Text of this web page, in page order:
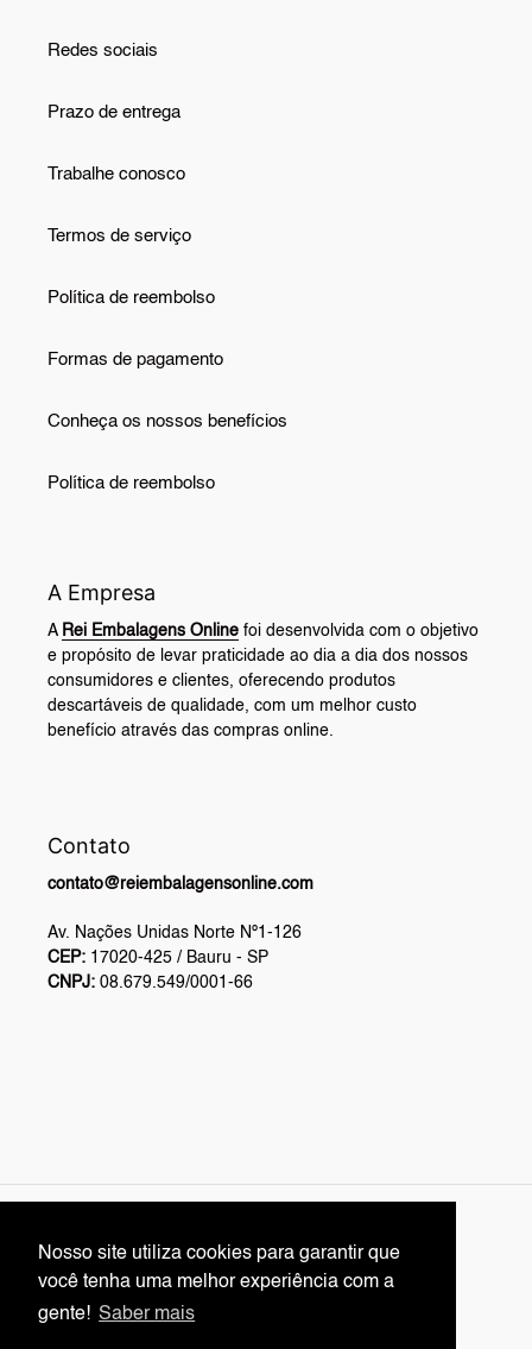
Nosso site utiliza cookies para garantir que
você tenha uma melhor experiência com a
gente! Saber mais
Nosso site utiliza cookies para garantir que
você tenha uma melhor experiência com a
gente! Saber mais
Redes sociais
Prazo de entrega
Trabalhe conosco
Termos de serviço
Política de reembolso
Formas de pagamento
Conheça os nossos benefícios
Política de reembolso
A Empresa
A Rei Embalagens Online foi desenvolvida com o objetivo
e propósito de levar praticidade ao dia a dia dos nossos
consumidores e clientes, oferecendo produtos
descartáveis de qualidade, com um melhor custo
benefício através das compras online.
Contato
contato@reiembalagensonline.com
Av. Nações Unidas Norte Nº1-126
CEP: 17020-425 / Bauru - SP
CNPJ: 08.679.549/0001-66
A
N
English
Facebook